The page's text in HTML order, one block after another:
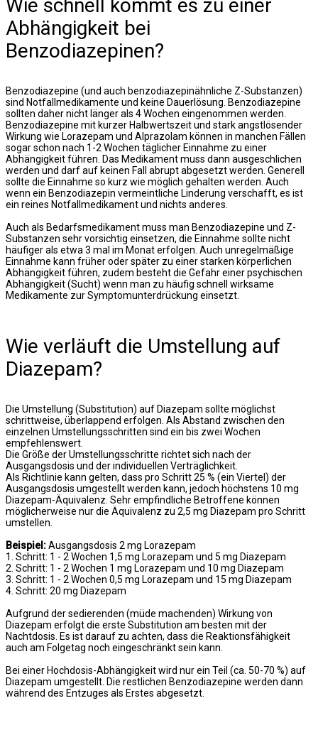
Wie schnell kommt es zu einer
Abhängigkeit bei
Benzodiazepinen?
Benzodiazepine (und auch benzodiazepinähnliche Z-Substanzen)
sind Notfallmedikamente und keine Dauerlösung. Benzodiazepine
sollten daher nicht länger als 4 Wochen eingenommen werden.
Benzodiazepine mit kurzer Halbwertszeit und stark angstlösender
Wirkung wie Lorazepam und Alprazolam können in manchen Fällen
sogar schon nach 1-2 Wochen täglicher Einnahme zu einer
Abhängigkeit führen. Das Medikament muss dann ausgeschlichen
werden und darf auf keinen Fall abrupt abgesetzt werden. Generell
sollte die Einnahme so kurz wie möglich gehalten werden. Auch
wenn ein Benzodiazepin vermeintliche Linderung verschafft, es ist
ein reines Notfallmedikament und nichts anderes.
Auch als Bedarfsmedikament muss man Benzodiazepine und Z-
Substanzen sehr vorsichtig einsetzen, die Einnahme sollte nicht
häufiger als etwa 3 mal im Monat erfolgen. Auch unregelmäßige
Einnahme kann früher oder später zu einer starken körperlichen
Abhängigkeit führen, zudem besteht die Gefahr einer psychischen
Abhängigkeit (Sucht) wenn man zu häufig schnell wirksame
Medikamente zur Symptomunterdrückung einsetzt.
Wie verläuft die Umstellung auf
Diazepam?
Die Umstellung (Substitution) auf Diazepam sollte möglichst
schrittweise, überlappend erfolgen. Als Abstand zwischen den
einzelnen Umstellungsschritten sind ein bis zwei Wochen
empfehlenswert.
Die Größe der Umstellungsschritte richtet sich nach der
Ausgangsdosis und der individuellen Verträglichkeit.
Als Richtlinie kann gelten, dass pro Schritt 25 % (ein Viertel) der
Ausgangsdosis umgestellt werden kann, jedoch höchstens 10 mg
Diazepam-Äquivalenz. Sehr empfindliche Betroffene können
möglicherweise nur die Äquivalenz zu 2,5 mg Diazepam pro Schritt
umstellen.
Beispiel:Ausgangsdosis 2 mg Lorazepam
1. Schritt: 1 - 2 Wochen 1,5 mg Lorazepam und 5 mg Diazepam
2. Schritt: 1 - 2 Wochen 1 mg Lorazepam und 10 mg Diazepam
3. Schritt: 1 - 2 Wochen 0,5 mg Lorazepam und 15 mg Diazepam
4. Schritt: 20 mg Diazepam
Aufgrund der sedierenden (müde machenden) Wirkung von
Diazepam erfolgt die erste Substitution am besten mit der
Nachtdosis. Es ist darauf zu achten, dass die Reaktionsfähigkeit
auch am Folgetag noch eingeschränkt sein kann.
Bei einer Hochdosis-Abhängigkeit wird nur ein Teil (ca. 50-70 %) auf
Diazepam umgestellt. Die restlichen Benzodiazepine werden dann
während des Entzuges als Erstes abgesetzt.